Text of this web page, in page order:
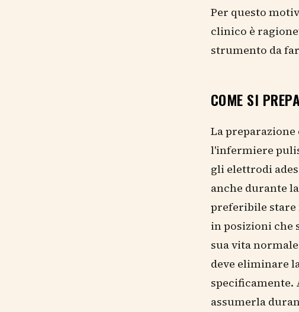
Per questo
clinico è
strumento da
COME SI
La
l'infermiere
gli elettrodi
anche durante
preferibile stare
in posizioni che
sua vita
deve eliminare
specificamente.
assumerla